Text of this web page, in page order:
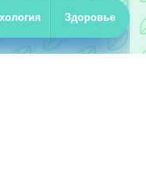
Здоровье